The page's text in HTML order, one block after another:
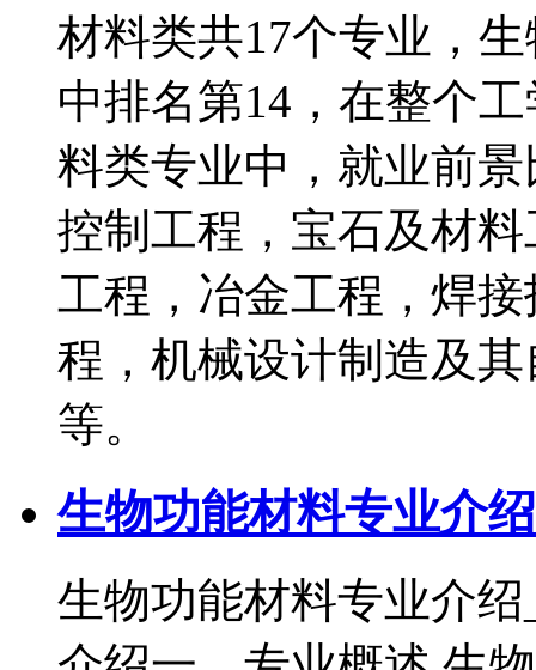
材料类共17个专业，
中排名第14，在整个
料类专业中，就业前
控制工程，宝石及材
工程，冶金工程，焊
程，机械设计制造及
等。
生物功能材料专业介
生物功能材料专业介